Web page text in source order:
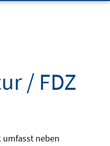
/ FDZ
umfasst neben